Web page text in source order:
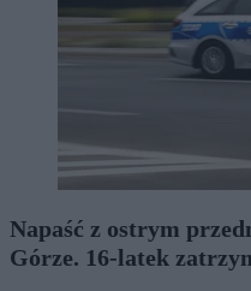
Napaść z ostrym
Górze. 16-latek